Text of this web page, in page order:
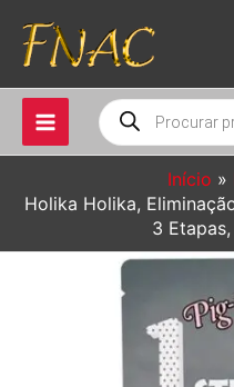
para
conteúdo
Pesquisar
produtos
Início
Holika Holika,
3